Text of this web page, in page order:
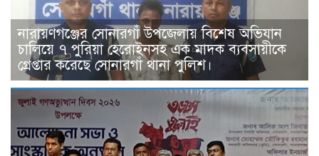
নারায়ণগঞ্জের সোনারগাঁ উপজেলায় বিশেষ অভিযান
চালিয়ে ৭ পুরিয়া হেরোইনসহ এক মাদক ব্যবসায়ীকে
গ্রেপ্তার করেছে সোনারগাঁ থানা পুলিশ।